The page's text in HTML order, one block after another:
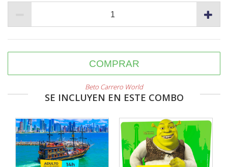
COMPRAR
Beto Carrero World
SE INCLUYEN EN ESTE COMBO